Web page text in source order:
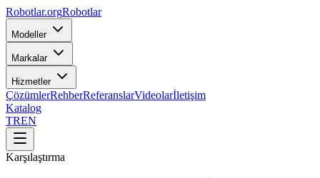
Robotlar.orgRobotlar
Modeller
Markalar
Hizmetler
ÇözümlerRehberReferanslarVideolarİletişim
Katalog
TREN
Karşılaştırma